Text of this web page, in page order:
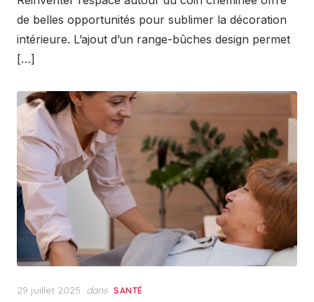
de belles opportunités pour sublimer la décoration
intérieure. L’ajout d’un range-bûches design permet
[…]
Posted
29 juillet 2025 dans SANTÉ